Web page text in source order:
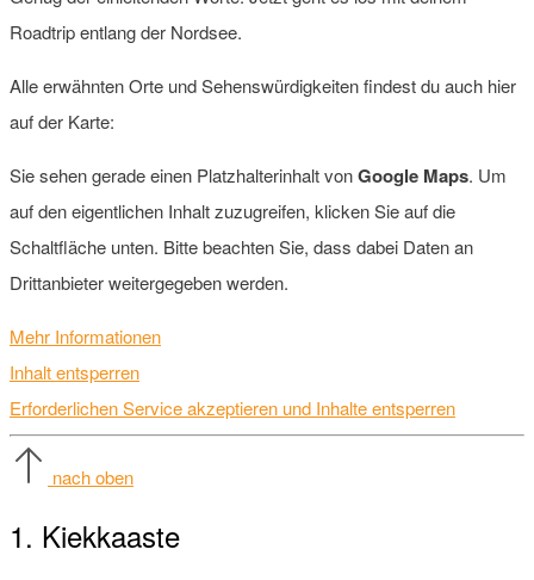
Roadtrip entlang der Nordsee.
Alle erwähnten Orte und Sehenswürdigkeiten findest du auch hier
auf der Karte:
Sie sehen gerade einen Platzhalterinhalt vonGoogle Maps. Um
auf den eigentlichen Inhalt zuzugreifen, klicken Sie auf die
Schaltfläche unten. Bitte beachten Sie, dass dabei Daten an
Drittanbieter weitergegeben werden.
Mehr Informationen
Inhalt entsperren
Erforderlichen Service akzeptieren und Inhalte entsperren
nach oben
1. Kiekkaaste